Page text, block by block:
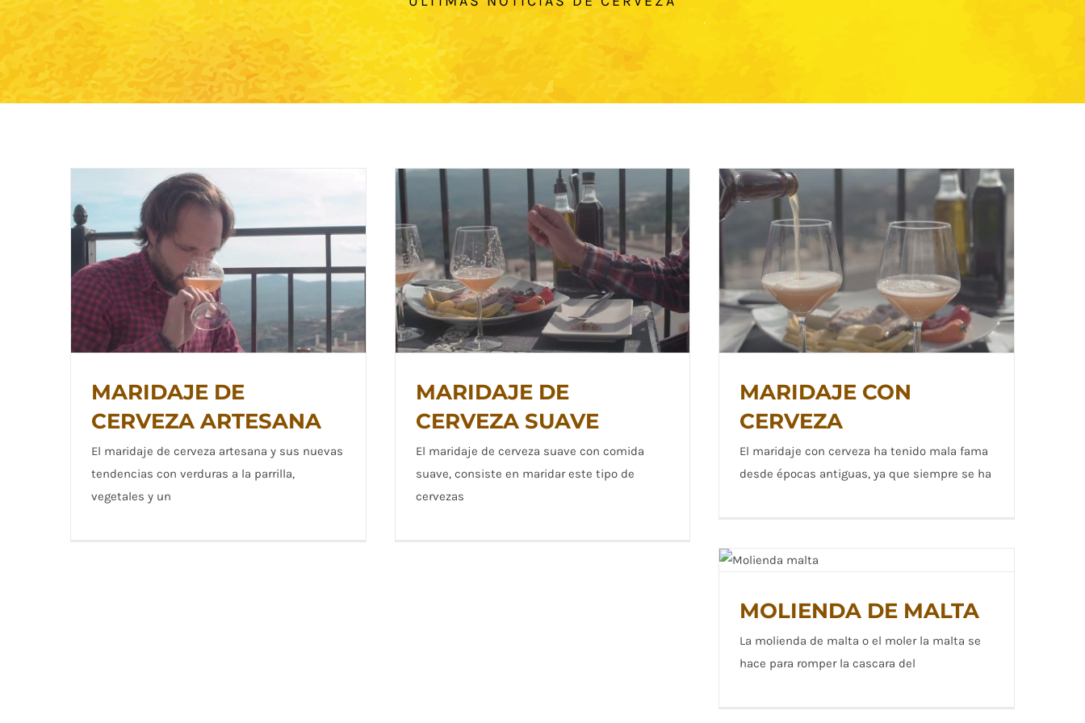
MARIDAJE DE CERVEZA ARTESANA
MARIDAJE DE
CERVEZA ARTESANA
El maridaje de cerveza artesana y sus nuevas
tendencias con verduras a la parrilla,
vegetales y un
MARIDAJE DE CERVEZA SUAVE
MARIDAJE DE
CERVEZA SUAVE
El maridaje de cerveza suave con comida
suave, consiste en maridar este tipo de
cervezas
MARIDAJE CON CERVEZA
MARIDAJE CON
CERVEZA
El maridaje con cerveza ha tenido mala fama
desde épocas antiguas, ya que siempre se ha
MOLIENDA DE MALTA
MOLIENDA DE MALTA
La molienda de malta o el moler la malta se
hace para romper la cascara del